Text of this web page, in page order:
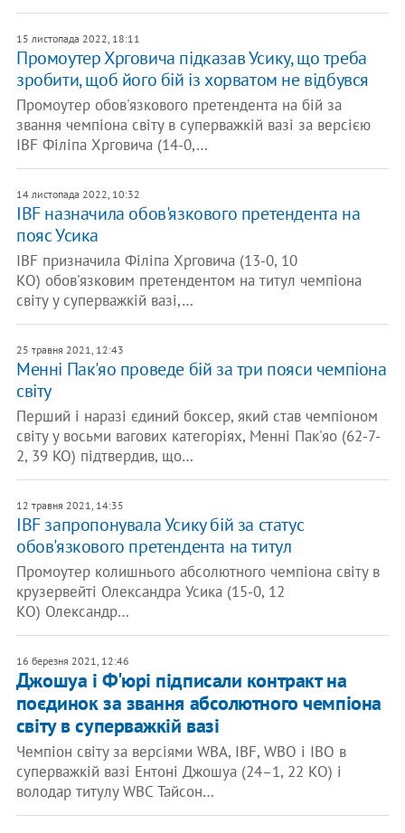
15 листопада 2022, 18:11
Промоутер Хрговича підказав Усику, що треба
зробити, щоб його бій із хорватом не відбувся
Промоутер обов'язкового претендента на бій за
звання чемпіона світу в суперважкій вазі за версією
IBF Філіпа Хрговича (14-0,…
14 листопада 2022, 10:32
IBF назначила обов'язкового претендента на
пояс Усика
IBF призначила Філіпа Хрговича (13-0, 10
КО) обов'язковим претендентом на титул чемпіона
світу у суперважкій вазі,…
25 травня 2021, 12:43
Менні Пак'яо проведе бій за три пояси чемпіона
світу
Перший і наразі єдиний боксер, який став чемпіоном
світу у восьми вагових категоріях, Менні Пак'яо (62-7-
2, 39 KO) підтвердив, що…
12 травня 2021, 14:35
IBF запропонувала Усику бій за статус
обов'язкового претендента на титул
Промоутер колишнього абсолютного чемпіона світу в
крузервейті Олександра Усика (15-0, 12
КО) Олександр…
16 березня 2021, 12:46
Джошуа і Ф'юрі підписали контракт на
поєдинок за звання абсолютного чемпіона
світу в суперважкій вазі
Чемпіон світу за версіями WBA, IBF, WBO і IBO в
суперважкій вазі Ентоні Джошуа (24–1, 22 КО) і
володар титулу WBC Тайсон…